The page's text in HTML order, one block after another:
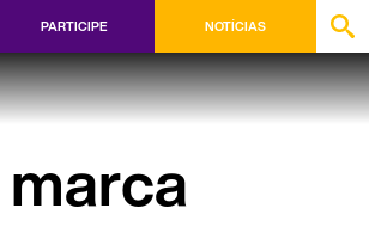
PARTICIPE NOTÍCIAS
marca